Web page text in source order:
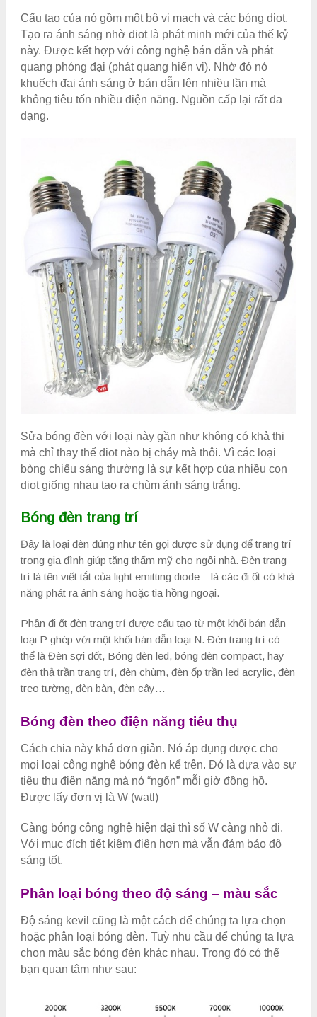
Cấu tạo của nó gồm một bộ vi mạch và các bóng diot.
Tạo ra ánh sáng nhờ diot là phát minh mới của thế kỷ
này. Được kết hợp với công nghệ bán dẫn và phát
quang phóng đại (phát quang hiển vi). Nhờ đó nó
khuếch đại ánh sáng ở bán dẫn lên nhiều lần mà
không tiêu tốn nhiều điện năng. Nguồn cấp lại rất đa
dạng.
Sửa bóng đèn với loại này gần như không có khả thi
mà chỉ thay thế diot nào bị cháy mà thôi. Vì các loại
bòng chiếu sáng thường là sự kết hợp của nhiều con
diot giống nhau tạo ra chùm ánh sáng trắng.
Bóng đèn trang trí
Đây là loại đèn đúng như tên gọi được sử dụng để trang trí
trong gia đình giúp tăng thẩm mỹ cho ngôi nhà. Đèn trang
trí là tên viết tắt của light emitting diode – là các đi ốt có khả
năng phát ra ánh sáng hoặc tia hồng ngoại.
Phần đi ốt đèn trang trí được cấu tạo từ một khối bán dẫn
loại P ghép với một khối bán dẫn loại N. Đèn trang trí có
thể là Đèn sợi đốt, Bóng đèn led, bóng đèn compact, hay
đèn thả trần trang trí, đèn chùm, đèn ốp trần led acrylic, đèn
treo tường, đèn bàn, đèn cây…
Bóng đèn theo điện năng tiêu thụ
Cách chia này khá đơn giản. Nó áp dụng được cho
mọi loại công nghệ bóng đèn kể trên. Đó là dựa vào sự
tiêu thụ điện năng mà nó “ngốn” mỗi giờ đồng hồ.
Được lấy đơn vị là W (watl)
Càng bóng công nghệ hiện đại thì số W càng nhỏ đi.
Với mục đích tiết kiệm điện hơn mà vẫn đảm bảo độ
sáng tốt.
Phân loại bóng theo độ sáng – màu sắc
Độ sáng kevil cũng là một cách để chúng ta lựa chọn
hoặc phân loại bóng đèn. Tuỳ nhu cầu để chúng ta lựa
chọn màu sắc bóng đèn khác nhau. Trong đó có thể
bạn quan tâm như sau: